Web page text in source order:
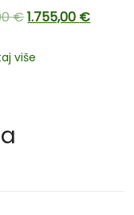
€1.755,00 €
više